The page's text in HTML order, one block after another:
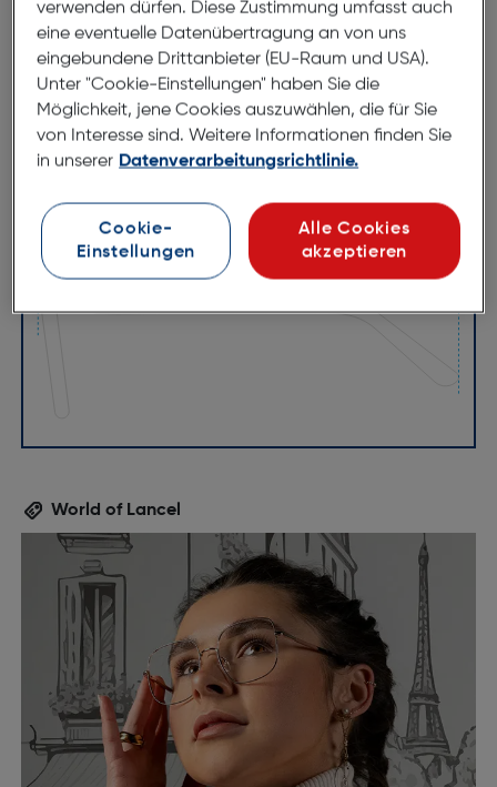
19mm
52mm
140mm
World of Lancel
verwenden dürfen. Diese Zustimmung umfasst auch
eine eventuelle Datenübertragung an von uns
eingebundene Drittanbieter (EU-Raum und USA).
Unter "Cookie-Einstellungen" haben Sie die
Möglichkeit, jene Cookies auszuwählen, die für Sie
von Interesse sind. Weitere Informationen finden Sie
in unserer Datenverarbeitungsrichtlinie.
Cookie-
Einstellungen
Alle Cookies
akzeptieren